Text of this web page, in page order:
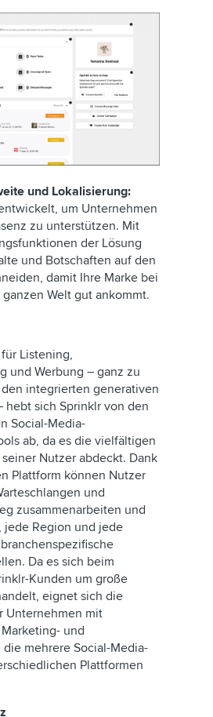
und Lokalisierung:
um Unternehmen
zu unterstützen. Mit
der Lösung
und Botschaften auf den
damit Ihre Marke bei
Welt gut ankommt.
Listening,
und Werbung – ganz zu
integrierten generativen
hebt sich Sprinklr von den
Social-Media-
ab, da es die vielfältigen
Nutzer abdeckt. Dank
Plattform können Nutzer
und
zusammenarbeiten und
jede Region und jede
Da es sich beim
Kunden um große
eignet sich die
Unternehmen mit
und
mehrere Social-Media-
Plattformen